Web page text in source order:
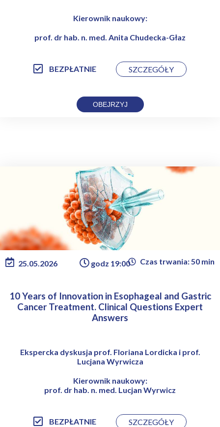
Kierownik naukowy:
prof. dr hab. n. med. Anita Chudecka-Głaz
BEZPŁATNIE SZCZEGÓŁY
OBEJRZYJ
25.05.2026 godz 19:00 Czas trwania: 50 min
10 Years of Innovation in Esophageal and Gastric
Cancer Treatment. Clinical Questions Expert
Answers
Ekspercka dyskusja prof. Floriana Lordicka i prof.
Lucjana Wyrwicza
Kierownik naukowy:
prof. dr hab. n. med. Lucjan Wyrwicz
BEZPŁATNIE SZCZEGÓŁY